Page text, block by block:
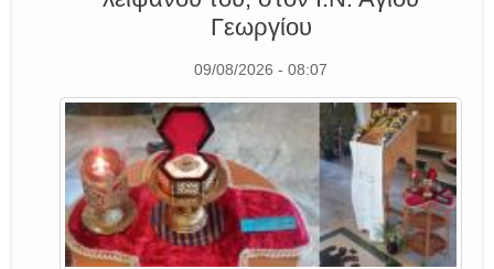
Γεωργίου
09/08/2026 - 08:07